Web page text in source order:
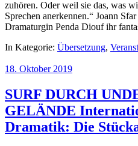
zuhören. Oder weil sie das, was
Sprechen anerkennen.“ Joann
Dramaturgin Penda Diouf ihr
In Kategorie: Übersetzung,
18. Oktober 2019
SURF DURCH
GELÄNDE
Dramatik: Die